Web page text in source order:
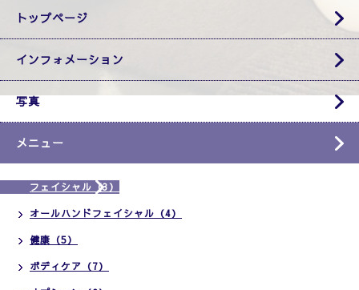
トップページ
インフォメーション
写真
メニュー
フェイシャル（3）
オールハンドフェイシャル（4）
健康（5）
ボディケア（7）